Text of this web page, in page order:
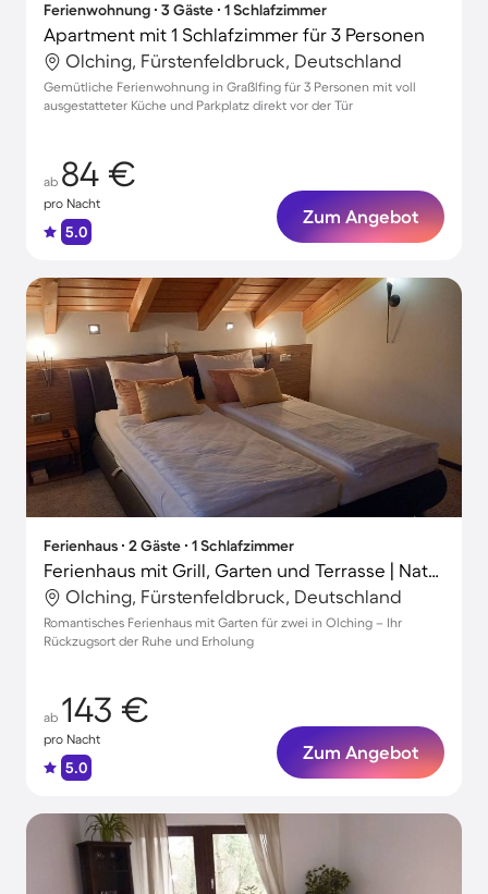
Ferienwohnung ∙ 3 Gäste ∙ 1 Schlafzimmer
Apartment mit 1 Schlafzimmer für 3 Personen
Olching, Fürstenfeldbruck, Deutschland
Gemütliche Ferienwohnung in Graßlfing für 3 Personen mit voll
ausgestatteter Küche und Parkplatz direkt vor der Tür
ab 84 €
pro Nacht
5.0
Zum Angebot
Ferienhaus ∙ 2 Gäste ∙ 1 Schlafzimmer
Ferienhaus mit Grill, Garten und Terrasse | Naturblick
Olching, Fürstenfeldbruck, Deutschland
Romantisches Ferienhaus mit Garten für zwei in Olching – Ihr
Rückzugsort der Ruhe und Erholung
ab 143 €
pro Nacht
5.0
Zum Angebot